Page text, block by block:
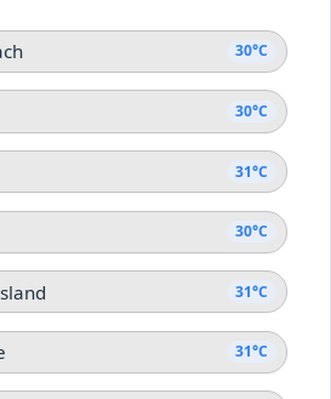
30°C
30°C
31°C
30°C
31°C
31°C